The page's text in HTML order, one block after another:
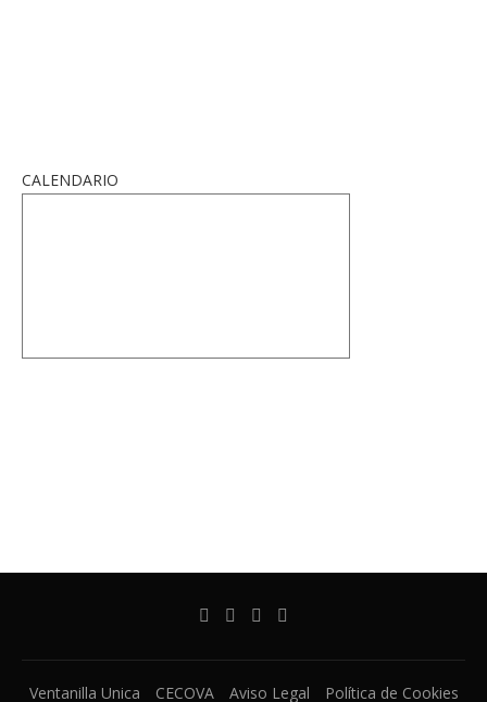
CALENDARIO
Ventanilla Unica CECOVA Aviso Legal Política de Cookies